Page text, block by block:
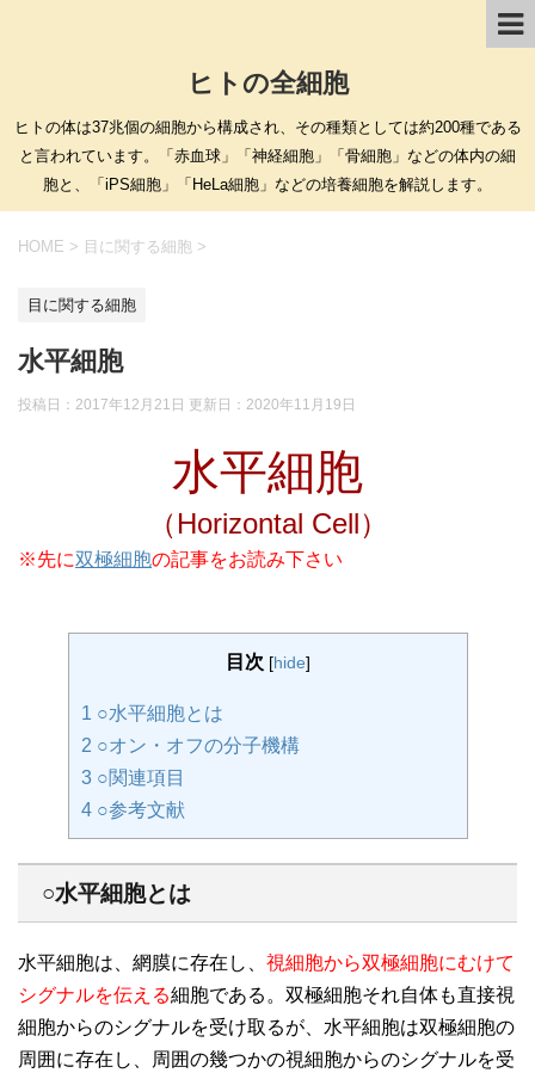
ヒトの全細胞
ヒトの体は37兆個の細胞から構成され、その種類としては約200種である
と言われています。「赤血球」「神経細胞」「骨細胞」などの体内の細
胞と、「iPS細胞」「HeLa細胞」などの培養細胞を解説します。
HOME > 目に関する細胞 >
目に関する細胞
水平細胞
投稿日：2017年12月21日 更新日： 2020年11月19日
水平細胞
（Horizontal Cell）
※先に双極細胞の記事をお読み下さい
目次 [hide]
1 ○水平細胞とは
2 ○オン・オフの分子機構
3○関連項目
4○参考文献
○水平細胞とは
水平細胞は、網膜に存在し、 視細胞から双極細胞にむけて
シグナルを伝える細胞である。双極細胞それ自体も直接視
細胞からのシグナルを受け取るが、水平細胞は双極細胞の
周囲に存在し、周囲の幾つかの視細胞からのシグナルを受